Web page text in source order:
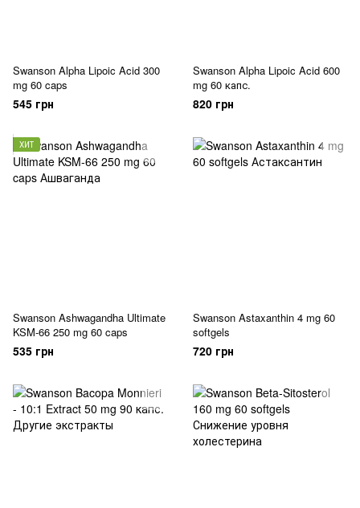
Swanson Alpha Lipoic Acid 300
mg 60 caps
545 грн
Swanson Alpha Lipoic Acid 600
mg 60 капс.
820 грн
ХИТ
Swanson Ashwagandha Ultimate
KSM-66 250 mg 60 caps
535 грн
Swanson Astaxanthin 4 mg 60
softgels
720 грн